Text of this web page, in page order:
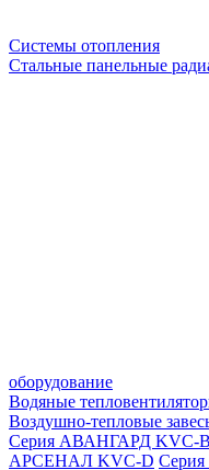
Системы отопления
Стальные панельные
оборудование
Водяные
Воздушно-тепловые
Серия АВАНГАРД KVC-B
АРСЕНАЛ KVC-D